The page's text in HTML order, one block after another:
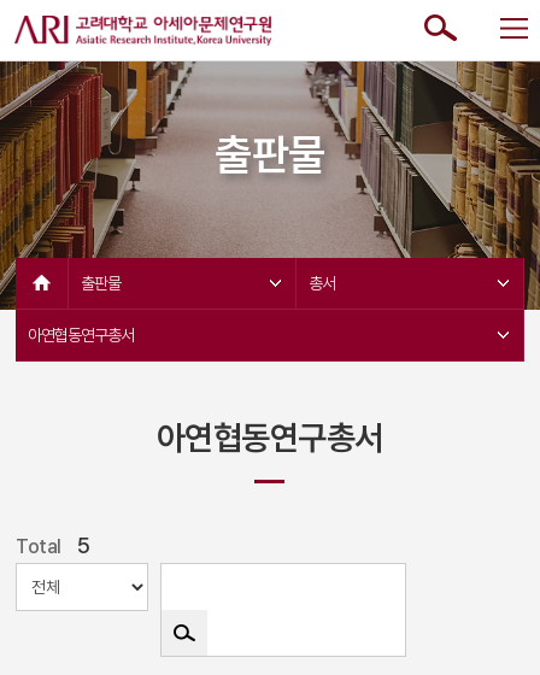
출판물
출판물 총서
아연협동연구총서
아연협동연구총서
Total 5